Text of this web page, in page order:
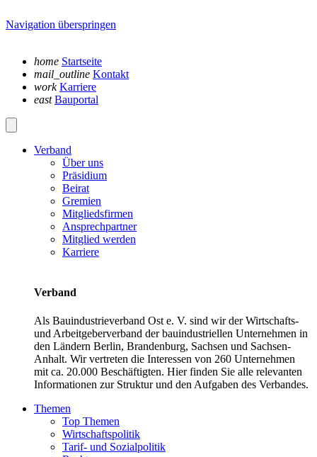
Navigation überspringen
home Startseite
mail_outline Kontakt
work Karriere
east Bauportal
Verband
Über uns
Präsidium
Beirat
Gremien
Mitgliedsfirmen
Ansprechpartner
Mitglied werden
Karriere
Verband
Als Bauindustrieverband Ost e. V. sind wir der Wirtschafts-
und Arbeitgeberverband der bauindustriellen Unternehmen in
den Ländern Berlin, Brandenburg, Sachsen und Sachsen-
Anhalt. Wir vertreten die Interessen von 260 Unternehmen
mit ca. 20.000 Beschäftigten. Hier finden Sie alle relevanten
Informationen zur Struktur und den Aufgaben des Verbandes.
Themen
Top Themen
Wirtschaftspolitik
Tarif- und Sozialpolitik